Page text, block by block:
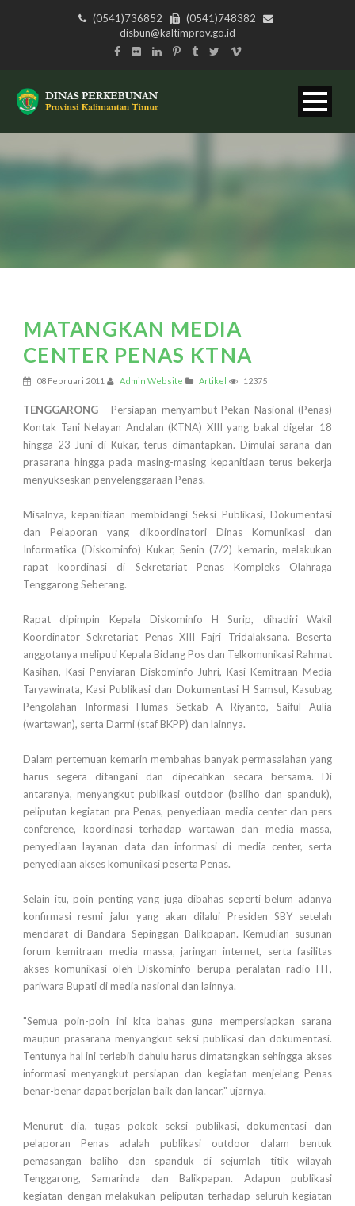
(0541)736852
(0541)748382
disbun@kaltimprov.go.id
MATANGKAN MEDIA
CENTER PENAS KTNA
08 Februari 2011 Admin Website Artikel 12375
TENGGARONG - Persiapan menyambut Pekan Nasional (Penas)
Kontak Tani Nelayan Andalan (KTNA) XIII yang bakal digelar 18
hingga 23 Juni di Kukar, terus dimantapkan. Dimulai sarana dan
prasarana hingga pada masing-masing kepanitiaan terus bekerja
menyukseskan penyelenggaraan Penas.
Misalnya, kepanitiaan membidangi Seksi Publikasi, Dokumentasi
dan Pelaporan yang dikoordinatori Dinas Komunikasi dan
Informatika (Diskominfo) Kukar, Senin (7/2) kemarin, melakukan
rapat koordinasi di Sekretariat Penas Kompleks Olahraga
Tenggarong Seberang.
Rapat dipimpin Kepala Diskominfo H Surip, dihadiri Wakil
Koordinator Sekretariat Penas XIII Fajri Tridalaksana. Beserta
anggotanya meliputi Kepala Bidang Pos dan Telkomunikasi Rahmat
Kasihan, Kasi Penyiaran Diskominfo Juhri, Kasi Kemitraan Media
Taryawinata, Kasi Publikasi dan Dokumentasi H Samsul, Kasubag
Pengolahan Informasi Humas Setkab A Riyanto, Saiful Aulia
(wartawan), serta Darmi (staf BKPP) dan lainnya.
Dalam pertemuan kemarin membahas banyak permasalahan yang
harus segera ditangani dan dipecahkan secara bersama. Di
antaranya, menyangkut publikasi outdoor (baliho dan spanduk),
peliputan kegiatan pra Penas, penyediaan media center dan pers
conference, koordinasi terhadap wartawan dan media massa,
penyediaan layanan data dan informasi di media center, serta
penyediaan akses komunikasi peserta Penas.
Selain itu, poin penting yang juga dibahas seperti belum adanya
konfirmasi resmi jalur yang akan dilalui Presiden SBY setelah
mendarat di Bandara Sepinggan Balikpapan. Kemudian susunan
forum kemitraan media massa, jaringan internet, serta fasilitas
akses komunikasi oleh Diskominfo berupa peralatan radio HT,
pariwara Bupati di media nasional dan lainnya.
"Semua poin-poin ini kita bahas guna mempersiapkan sarana
maupun prasarana menyangkut seksi publikasi dan dokumentasi.
Tentunya hal ini terlebih dahulu harus dimatangkan sehingga akses
informasi menyangkut persiapan dan kegiatan menjelang Penas
benar-benar dapat berjalan baik dan lancar," ujarnya.
Menurut dia, tugas pokok seksi publikasi, dokumentasi dan
pelaporan Penas adalah publikasi outdoor dalam bentuk
pemasangan baliho dan spanduk di sejumlah titik wilayah
Tenggarong, Samarinda dan Balikpapan. Adapun publikasi
kegiatan dengan melakukan peliputan terhadap seluruh kegiatan